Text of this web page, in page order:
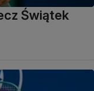
Świątek